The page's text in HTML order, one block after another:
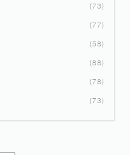
73
77
58
88
78
73